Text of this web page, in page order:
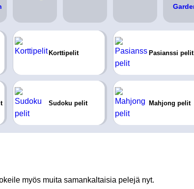
Korttipelit Pasianssi pelit
Sudoku pelit Mahjong pelit
myös muita samankaltaisia pelejä nyt.